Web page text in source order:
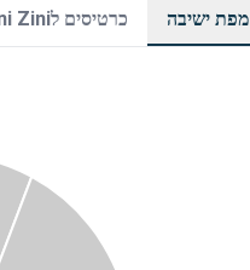
מפת ישיבה כרטיסים לStadio Giovanni Zini